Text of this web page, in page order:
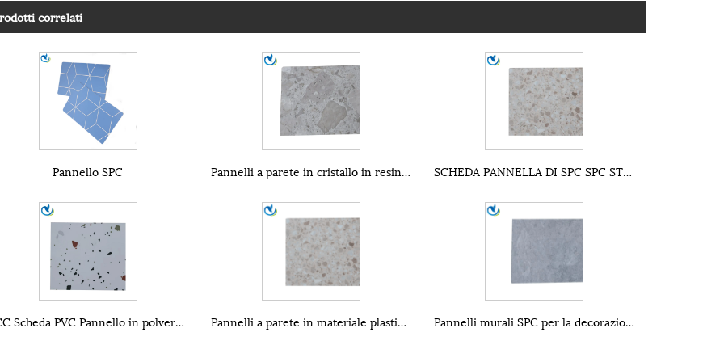
correlati
Pannello SPC Pannelli a parete in cristallo in resina PVC SPC SCHEDA PANNELLA DI SPC SPC STONE SCHE SCHEDA
SCC Scheda PVC Pannello in polvere Pannello di costruzione Pannelli a parete in materiale plastico per decorazioni interne SPC Pannelli murali SPC per la decorazione domestica di vendita calda